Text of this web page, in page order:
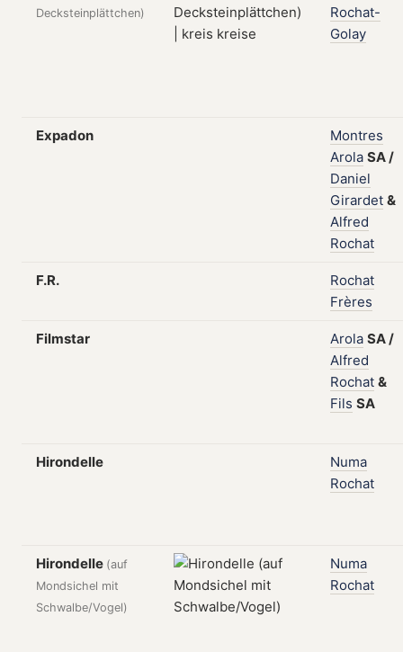
Decksteinplättchen)
Rochat-
Golay
Expadon
Montres
Arola SA/
Daniel
Girardet &
Alfred
Rochat
F.R.
Rochat
Frères
Filmstar Arola SA/
Alfred
Rochat &
Fils SA
Hirondelle
Numa
Rochat
Hirondelle (auf
Mondsichel mit
Schwalbe/Vogel)
Numa
Rochat